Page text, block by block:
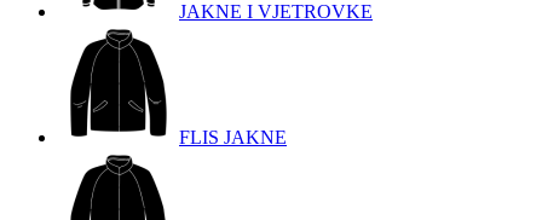
JAKNE I VJETROVKE
FLIS JAKNE